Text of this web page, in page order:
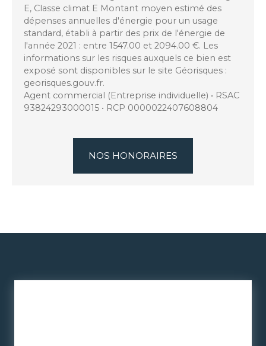
E, Classe climat E Montant moyen estimé des
dépenses annuelles d'énergie pour un usage
standard, établi à partir des prix de l'énergie de
l'année 2021 : entre 1547.00 et 2094.00 €. Les
informations sur les risques auxquels ce bien est
exposé sont disponibles sur le site Géorisques :
georisques.gouv.fr.
Agent commercial (Entreprise individuelle) • RSAC
93824293000015 • RCP 0000022407608804
NOS HONORAIRES